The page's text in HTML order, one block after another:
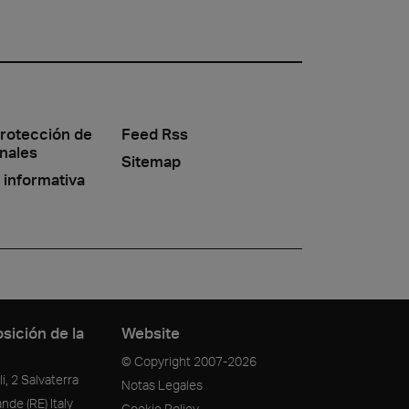
de
informativa
Feed Rss
Sitemap
de la
2 Salvaterra
(RE) Italy
Website
© Copyright 2007-2026
Notas Legales